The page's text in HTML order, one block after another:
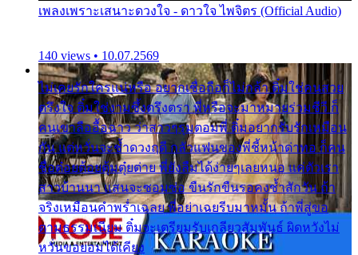
เพลงเพราะเสนาะดวงใจ - ดาวใจ ไพจิตร (Official Audio)
140 views • 10.07.2569
ไม่เคยรักใครแน่หรือ อยากเชื่อถือก็ไม่กล้า ติ๋มใช่คนสวย
ตรึงใจ ติ๋มใช่งามซึ้งตรึงตรา พี่หรือจะมาหมายร่วมชีวี ก็
คนเขาลืออื้อฉาว ว่าสาวๆรุมตอมพี่ ติ๋มอยากรับรักเหมือน
กัน แต่หวั่นจะช้ำดวงฤดี กลัวแฟนของพี่ชี้หน้าด่าทอ ก็คน
ชื่อต๋อยต้อยตุ้มตุ๋ยต่าย พี่ยังลืมได้ง่ายๆเลยหนอ แค่ตัวเรา
สาวบ้านนา แสนจะซอมซ่อ ขืนรักขืนรอคงช้ำสักวัน ถ้า
จริงเหมือนคำพร่ำเฉลย พี่อย่าเฉยรีบมาหมั้น ถ้าพี่สู่ขอ
ตามธรรมเนียม ติ๋มจะเตรียมรับเกลียวสัมพันธ์ ผิดหวังไม่
หวั่นขอยอมได้เคียง